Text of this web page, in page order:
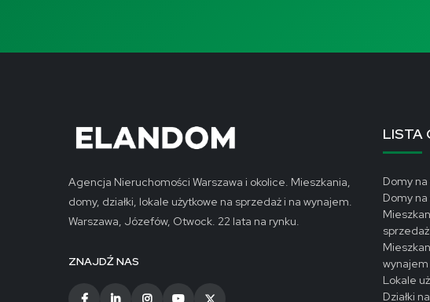
Agencja Nieruchomości Warszawa i okolice. Mieszkania,
domy, działki, lokale użytkowe na sprzedaż i na wynajem.
Warszawa, Józefów, Otwock. 22 lata na rynku.
ZNAJDŹ NAS
LISTA
Domy
Domy
sprzedaż
wynajem
Lokale
Działki